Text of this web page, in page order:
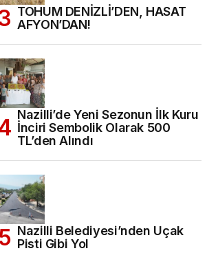
TOHUM DENİZLİ’DEN, HASAT
AFYON’DAN!
Nazilli’de Yeni Sezonun İlk Kuru
İnciri Sembolik Olarak 500
TL’den Alındı
Nazilli Belediyesi’nden Uçak
Pisti Gibi Yol